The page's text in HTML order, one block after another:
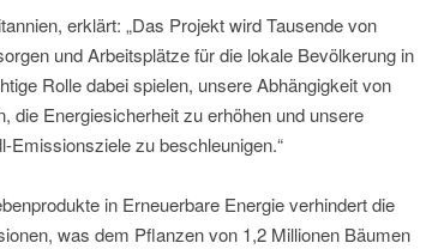
erklärt: „Das Projekt wird Tausende von
und Arbeitsplätze für die lokale Bevölkerung in
Rolle dabei spielen, unsere Abhängigkeit von
die Energiesicherheit zu erhöhen und unsere
Emissionsziele zu beschleunigen.“
in Erneuerbare Energie verhindert die
was dem Pflanzen von 1,2 Millionen Bäumen